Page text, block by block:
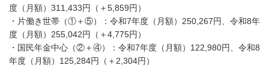
度（月額）311,433円（＋5,859円）
・片働き世帯（①＋⑤）：令和7年度（月額） 250,267円
、令和8年
度（月額）255,042円（＋4,775円）
・国民年金中心（②＋④）：令和7年度（月額） 122,980円
、令和8
年度（月額）125,284円（＋2,304円）